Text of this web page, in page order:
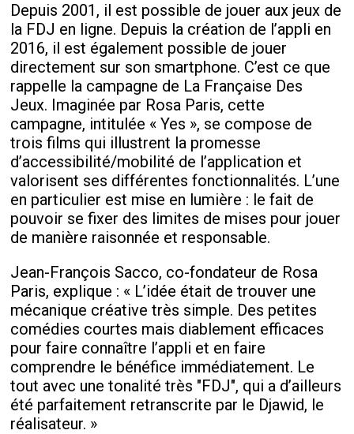
Depuis 2001, il est possible de jouer aux jeux de
la FDJ en ligne. Depuis la création de l’appli en
2016, il est également possible de jouer
directement sur son smartphone. C’est ce que
rappelle la campagne de La Française Des
Jeux. Imaginée par Rosa Paris, cette
campagne, intitulée « Yes », se compose de
trois films qui illustrent la promesse
d’accessibilité/mobilité de l’application et
valorisent ses différentes fonctionnalités. L’une
en particulier est mise en lumière : le fait de
pouvoir se fixer des limites de mises pour jouer
de manière raisonnée et responsable.
Jean-François Sacco, co-fondateur de Rosa
Paris, explique : « L’idée était de trouver une
mécanique créative très simple. Des petites
comédies courtes mais diablement efficaces
pour faire connaître l’appli et en faire
comprendre le bénéfice immédiatement. Le
tout avec une tonalité très "FDJ", qui a d’ailleurs
été parfaitement retranscrite par le Djawid, le
réalisateur. »